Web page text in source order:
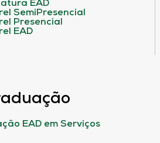
EAD
SemiPresencial
Presencial
EAD
EAD em Serviços